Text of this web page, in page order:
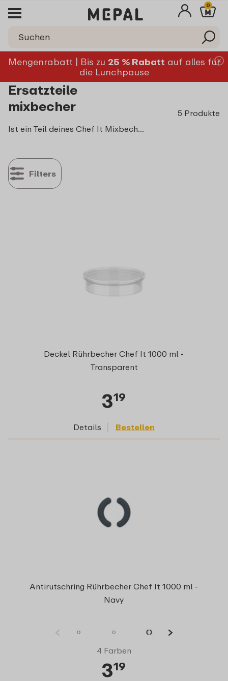
0
Mengenrabatt | Bis zu 25 % Rabatt auf alles für
die Lunchpause
Ersatzteile
mixbecher
5 Produkte
Ist ein Teil deines Chef It Mixbechers abgenutzt oder kaputt? Kein Problem! Bestelle hier ganz einfach Ersatzteile und verlängere die Lebensdauer deines Lieblings-Küchenhelfers. So kannst du sorgenfrei weiter mixen!
Filters
Deckel Rührbecher Chef It 1000 ml -
Transparent
319
Details Bestellen
Antirutschring Rührbecher Chef It 1000 ml -
Navy
4 Farben
319